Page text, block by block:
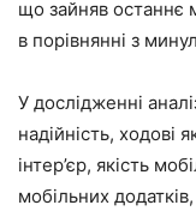
що зайняв останнє
в порівнянні з
У дослідженні
надійність, ходові
інтер’єр, якість
мобільних